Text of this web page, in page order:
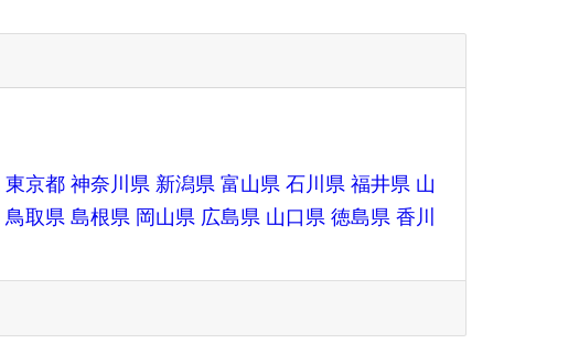
東京都 神奈川県 新潟県 富山県 石川県 福井県 山
鳥取県 島根県 岡山県 広島県 山口県 徳島県 香川